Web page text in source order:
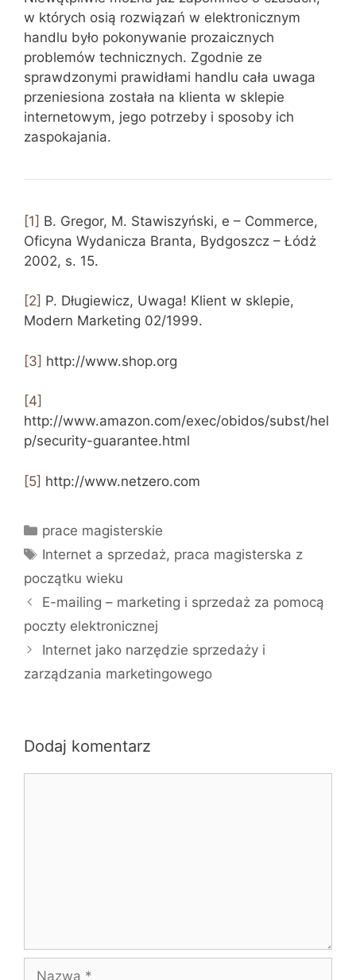
w których osią rozwiązań w elektronicznym
handlu było pokonywanie prozaicznych
problemów technicznych. Zgodnie ze
sprawdzonymi prawidłami handlu cała uwaga
przeniesiona została na klienta w sklepie
internetowym, jego potrzeby i sposoby ich
zaspokajania.
[1] B. Gregor, M. Stawiszyński, e – Commerce,
Oficyna Wydanicza Branta, Bydgoszcz – Łódż
2002, s. 15.
[2] P. Długiewicz, Uwaga! Klient w sklepie,
Modern Marketing 02/1999.
[3] http://www.shop.org
[4]
http://www.amazon.com/exec/obidos/subst/hel
p/security-guarantee.html
[5] http://www.netzero.com
Kategorie
prace magisterskie
Tagi
Internet a sprzedaż, praca magisterska z
początku wieku
E-mailing – marketing i sprzedaż za pomocą
poczty elektronicznej
Internet jako narzędzie sprzedaży i
zarządzania marketingowego
Dodaj komentarz